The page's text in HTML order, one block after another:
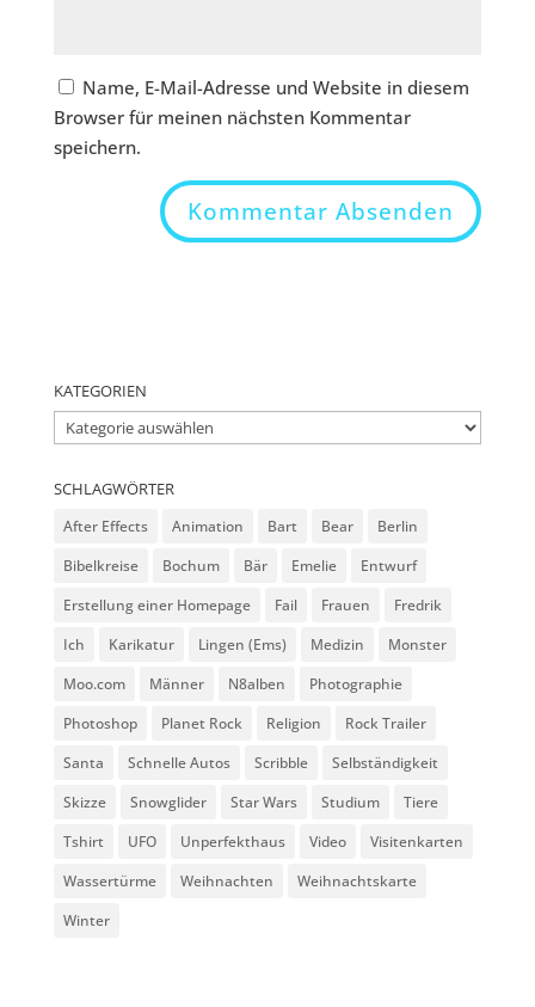
Name, E-Mail-Adresse und Website in diesem
Browser für meinen nächsten Kommentar
speichern.
KATEGORIEN
Kategorien
SCHLAGWÖRTER
After Effects Animation Bart Bear
Berlin
Bibelkreise
Bochum Bär Emelie
Entwurf
Erstellung einer Homepage
Fail Frauen
Fredrik
Ich
Karikatur Lingen (Ems) Medizin
Monster
Moo.com
Männer N8alben
Photographie
Photoshop
Planet Rock Religion
Rock Trailer
Santa
Schnelle Autos Scribble
Selbständigkeit
Skizze
Snowglider Star Wars Studium
Tiere
Tshirt
UFO Unperfekthaus Video
Visitenkarten
Wassertürme
Weihnachten
Weihnachtskarte
Winter